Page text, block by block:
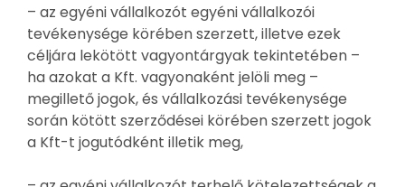
– az egyéni vállalkozót egyéni vállalkozói
tevékenysége körében szerzett, illetve ezek
céljára lekötött vagyontárgyak tekintetében –
ha azokat a Kft. vagyonaként jelöli meg –
megillető jogok, és vállalkozási tevékenysége
során kötött szerződései körében szerzett jogok
a Kft-t jogutódként illetik meg,